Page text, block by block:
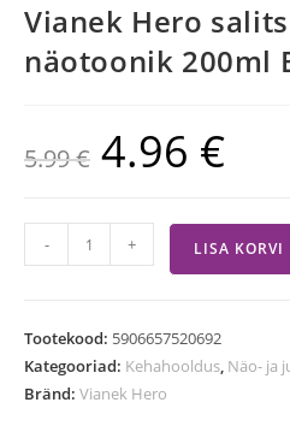
Vianek Hero
näotoonik 200ml
5.99€ 4.96 €
- + LISA KORVI
Tootekood: 5906657520692
Kategooriad: Kehahooldus, Näo- ja
Bränd: Vianek Hero